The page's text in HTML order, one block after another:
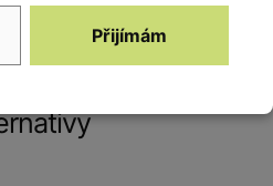
Přijímám